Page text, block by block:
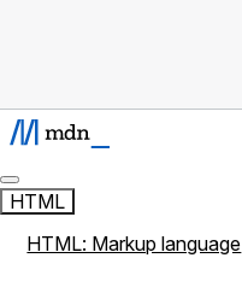
HTML
HTML: Markup language